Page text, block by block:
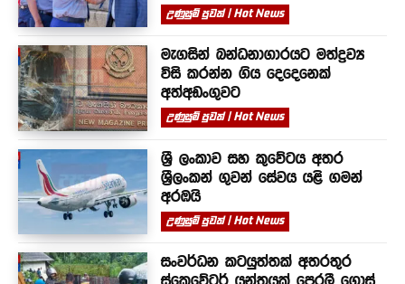
උණුසුම් පුවත් | Hot News
මැගසින් බන්ධනාගාරයට මත්ද්‍රව්‍ය
විසි කරන්න ගිය දෙදෙනෙක්
අත්අඩංගුවට
උණුසුම් පුවත් | Hot News
ශ්‍රී ලංකාව සහ කුවේටය අතර
ශ්‍රීලංකන් ගුවන් සේවය යළි ගමන්
අරඹයි
උණුසුම් පුවත් | Hot News
සංවර්ධන කටයුත්තක් අතරතුර
ස්කෙවේටර් යන්ත්‍රයක් පෙරලී ගොස්